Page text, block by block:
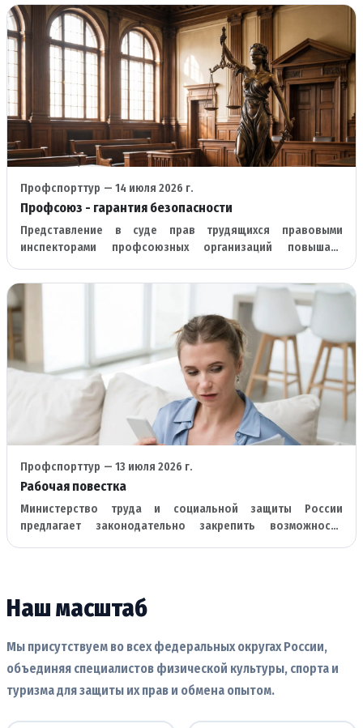
Профспорттур — 14 июля 2026 г.
Профсоюз - гарантия безопасности
Представление в суде прав трудящихся правовыми
инспекторами профсоюзных организаций повышает
Профспорттур — 13 июля 2026 г.
Рабочая повестка
Министерство труда и социальной защиты России
предлагает законодательно закрепить возможность
Наш масштаб
Мы присутствуем во всех федеральных округах России,
объединяя специалистов физической культуры, спорта и
туризма для защиты их прав и обмена опытом.